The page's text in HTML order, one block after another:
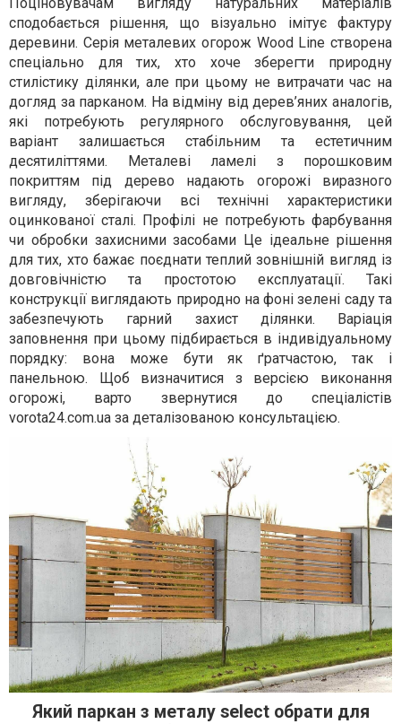
сподобається рішення, що візуально імітує фактуру
деревини. Серія металевих огорож Wood Line створена
спеціально для тих, хто хоче зберегти природну
стилістику ділянки, але при цьому не витрачати час на
догляд за парканом. На відміну від дерев’яних аналогів,
які потребують регулярного обслуговування, цей
варіант залишається стабільним та естетичним
десятиліттями. Металеві ламелі з порошковим
покриттям під дерево надають огорожі виразного
вигляду, зберігаючи всі технічні характеристики
оцинкованої сталі. Профілі не потребують фарбування
чи обробки захисними засобами Це ідеальне рішення
для тих, хто бажає поєднати теплий зовнішній вигляд із
довговічністю та простотою експлуатації. Такі
конструкції виглядають природно на фоні зелені саду та
забезпечують гарний захист ділянки. Варіація
заповнення при цьому підбирається в індивідуальному
порядку: вона може бути як ґратчастою, так і
панельною. Щоб визначитися з версією виконання
огорожі, варто звернутися до спеціалістів
vorota24.com.ua за деталізованою консультацією.
Який паркан з металу select обрати для